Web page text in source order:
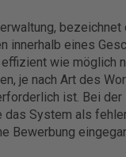
eines
wie möglich
je nach Art des
ist. Bei
System als
Bewerbung